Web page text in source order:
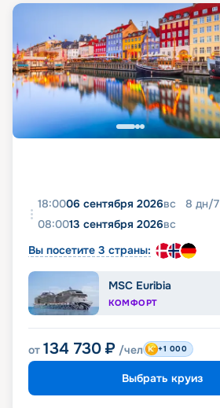
18:0006 сентября 2026вс 8 дн/7
08:0013 сентября 2026вс
Вы посетите 3 страны:
MSC Euribia
КОМФОРТ
от 134 730 ₽ /чел +1 000
Выбрать круиз